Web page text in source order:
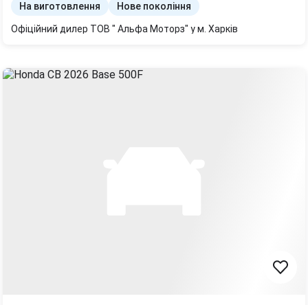
На виготовлення Нове покоління
Офіційний дилер ТОВ " Альфа Моторз" у м. Харків